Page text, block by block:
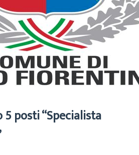
posti “Specialista